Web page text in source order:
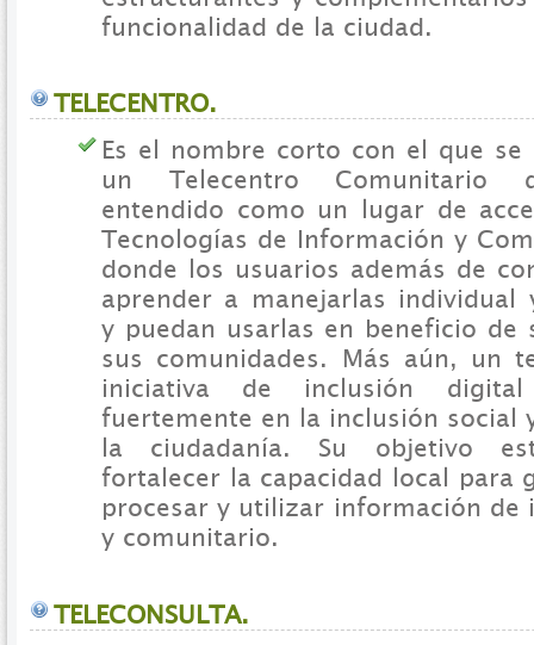
funcionalidad de la ciudad.
TELECENTRO.
Es el nombre corto con el que se
un Telecentro Comunitario
entendido como un lugar de
Tecnologías de Información y
donde los usuarios además de
aprender a manejarlas individual
y puedan usarlas en beneficio de
sus comunidades. Más aún, un
iniciativa de inclusión
fuertemente en la inclusión social
la ciudadanía. Su objetivo
fortalecer la capacidad local para
procesar y utilizar información de
y comunitario.
TELECONSULTA.